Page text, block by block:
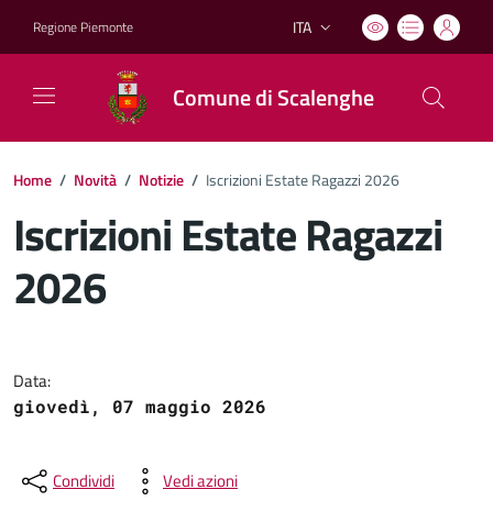
Regione Piemonte Lingua attiva:
ITA
Comune di Scalenghe
Home / Novità / Notizie / Iscrizioni Estate Ragazzi 2026
Iscrizioni Estate Ragazzi
2026
Data:
giovedì, 07 maggio 2026
Condividi Vedi azioni